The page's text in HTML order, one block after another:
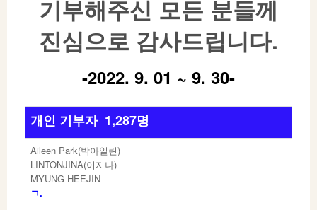
기부해주신 모든 분들께
진심으로 감사드립니다.
-2022. 9. 01 ~ 9. 30-
개인 기부자 1,287명
Aileen Park(박아일린)
LINTONJINA(이지나)
MYUNG HEEJIN
ㄱ.